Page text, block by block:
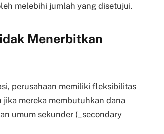
melebihi jumlah yang disetujui.
Menerbitkan
perusahaan memiliki fleksibilitas
mereka membutuhkan dana
umum sekunder (_secondary